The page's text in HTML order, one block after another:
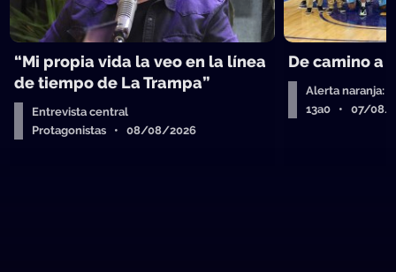
“Mi propia vida la veo en la línea
de tiempo de La Trampa”
Entrevista central
Protagonistas • 08/08/2026
De camino a
Alerta naranja:
13a0 • 07/08/